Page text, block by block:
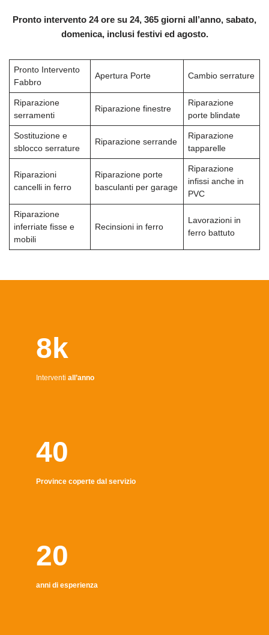
Pronto intervento 24 ore su 24, 365 giorni all’anno, sabato,
domenica, inclusi festivi ed agosto.
Pronto Intervento
Fabbro
Apertura Porte Cambio serrature
Riparazione
serramenti
Riparazione finestre
Riparazione
porte blindate
Sostituzione e
sblocco serrature
Riparazione serrande
Riparazione
tapparelle
Riparazioni
cancelli in ferro
Riparazione porte
basculanti per garage
Riparazione
infissi anche in
PVC
Riparazione
inferriate fisse e
mobili
Recinsioni in ferro
Lavorazioni in
ferro battuto
8k
Interventi all’anno
40
Province coperte dal servizio
20
anni di esperienza